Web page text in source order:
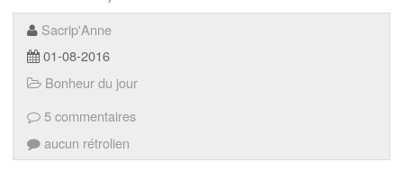
Sacrip'Anne
01-08-2016
Bonheur du jour
5 commentaires
aucun rétrolien